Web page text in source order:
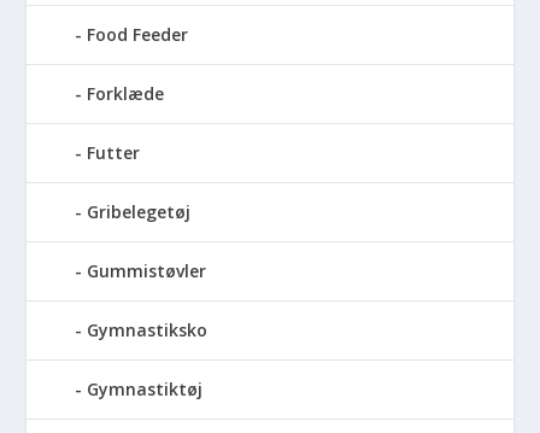
Food Feeder
Forklæde
Futter
Gribelegetøj
Gummistøvler
Gymnastiksko
Gymnastiktøj